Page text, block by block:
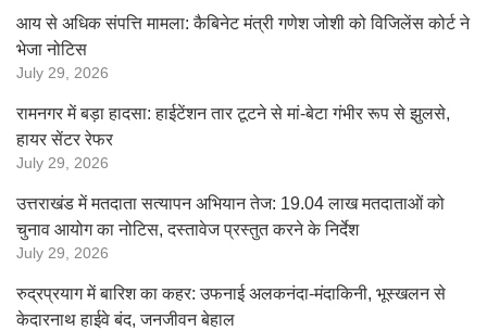
आय से अधिक संपत्ति मामला: कैबिनेट मंत्री गणेश जोशी को विजिलेंस कोर्ट ने
भेजा नोटिस
July 29, 2026
रामनगर में बड़ा हादसा: हाईटेंशन तार टूटने से मां-बेटा गंभीर रूप से झुलसे,
हायर सेंटर रेफर
July 29, 2026
उत्तराखंड में मतदाता सत्यापन अभियान तेज: 19.04 लाख मतदाताओं को
चुनाव आयोग का नोटिस, दस्तावेज प्रस्तुत करने के निर्देश
July 29, 2026
रुद्रप्रयाग में बारिश का कहर: उफनाई अलकनंदा-मंदाकिनी, भूस्खलन से
केदारनाथ हाईवे बंद, जनजीवन बेहाल